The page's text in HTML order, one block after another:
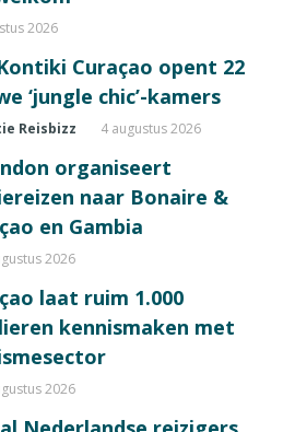
2026
Curaçao opent 22
‘jungle chic’-kamers
Reisbizz 4 augustus 2026
organiseert
naar Bonaire &
en Gambia
2026
laat ruim 1.000
kennismaken met
2026